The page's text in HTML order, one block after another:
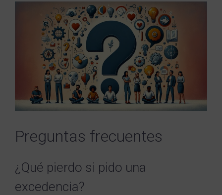
Preguntas frecuentes
¿Qué pierdo si pido una
excedencia?